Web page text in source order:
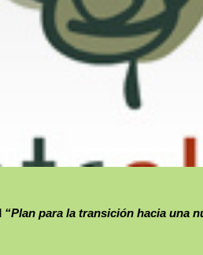
“Plan para la transición hacia una